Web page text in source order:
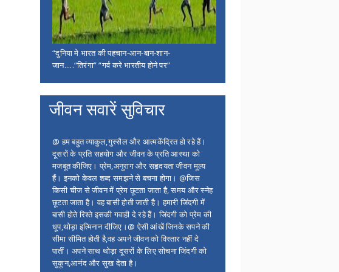
“दुनिया मे भारत की पहचान-आन-बान-शान-
जान.....“तिरंगा” “गर्व करे भारतीय होने पर”
जीवन सवारें सुविचार
@ हम बहुत व्याकुल,गुस्सैल और आत्मकेंद्रित हो रहे हैं।
दूसरों के प्रति सहयोग और जीवन के प्रति आस्था को
मजबूत कीजिए। प्रेम,अनुराग और सहृदयता जीवन मूल्य
हैं। इनको केवल शब्द समझने से बचना होगा। @जिस
किसी चीज से जीवन में प्रेम छूटता जाता है, समय और स्नेह
छूटता जाता है। वह बासी होती जाती है। हमारी जिंदगी में
बासी होते रिश्ते इसकी गवाही दे रहे हैं। जिंदगी को प्रेम की
धूप,थोड़ा इत्मिनान दीजिए।@ ऐसी आंखें जिनके सपने की
सीमा सीमित होती है,वह अपने जीवन को विस्तार नहीं दे
पातीं। अपने साथ थोड़ा दूसरों के लिए सोचना जिंदगी को
सुकून,आनंद और सुख देता है।